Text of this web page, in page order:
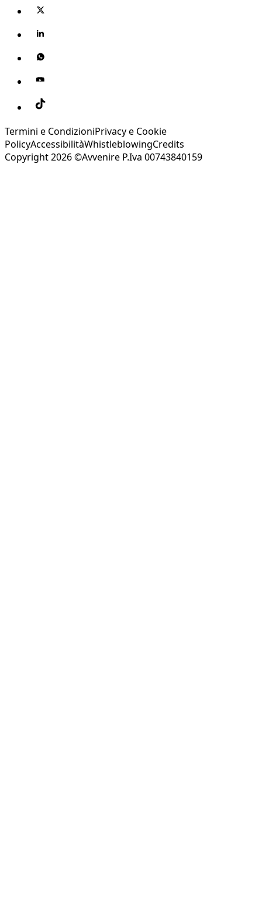
Termini e CondizioniPrivacy e Cookie
PolicyAccessibilitàWhistleblowingCredits
Copyright 2026 ©Avvenire P.Iva 00743840159